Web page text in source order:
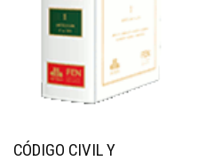
CÓDIGO CIVIL Y